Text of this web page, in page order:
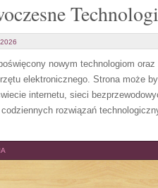
nowym technologiom
elektronicznego. Strona może
internetu, sieci
rozwiązań